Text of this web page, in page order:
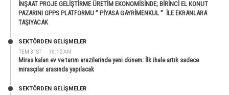
İNŞAAT PROJE GELİŞTİRME ÜRETİM EKONOMİSİNDE; BİRİNCİ EL KONUT
PAZARINI GPPS PLATFORMU ” PİYASA GAYRİMENKUL ” İLE EKRANLARA
TAŞIYACAK
TEM 31ST 10:12 AM
SEKTÖRDEN GELIŞMELER
Miras kalan ev ve tarım arazilerinde yeni dönem: İlk ihale artık sadece
mirasçılar arasında yapılacak
SEKTÖRDEN GELIŞMELER